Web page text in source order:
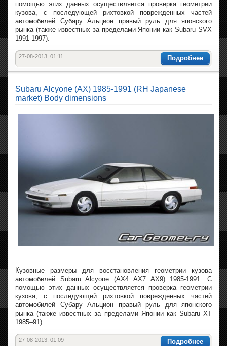
помощью этих данных осуществляется проверка геометрии
кузова, с последующей рихтовкой поврежденных частей
автомобилей Субару Альцион правый руль для японского
рынка (также известных за пределами Японии как Subaru SVX
1991-1997).
Подробнее
27-08-2013, 01:11
Subaru Alcyone (AX) 1985-1991 (RH Japanese
market) Body dimensions
Кузовные размеры для восстановления геометрии кузова
автомобилей Subaru Alcyone (AX4 AX7 AX9) 1985-1991. С
помощью этих данных осуществляется проверка геометрии
кузова, с последующей рихтовкой поврежденных частей
автомобилей Субару Альцион правый руль для японского
рынка (также известных за пределами Японии как Subaru XT
1985–91).
Подробнее
27-08-2013, 01:09